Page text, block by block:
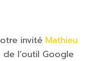
invité Mathieu
l’outil Google